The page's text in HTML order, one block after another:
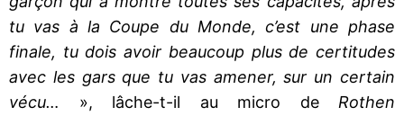
tu vas à la Coupe du Monde, c’est une phase
finale, tu dois avoir beaucoup plus de certitudes
avec les gars que tu vas amener, sur un certain
vécu… », lâche-t-il au micro de Rothen